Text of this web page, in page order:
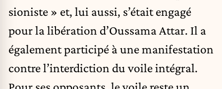
sioniste » et, lui aussi, s’était engagé
pour la libération d’Oussama Attar. Il a
également participé à une manifestation
contre l’interdiction du voile intégral.